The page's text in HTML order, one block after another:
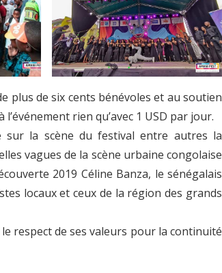
plus de six cents bénévoles et au soutien
rien qu’avec 1 USD par jour.
sur la scène du festival entre autres la
vagues de la scène urbaine congolaise
2019 Céline Banza, le sénégalais
locaux et ceux de la région des grands
respect de ses valeurs pour la continuité